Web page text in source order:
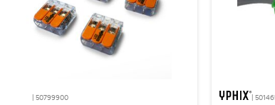
| 50799900 |